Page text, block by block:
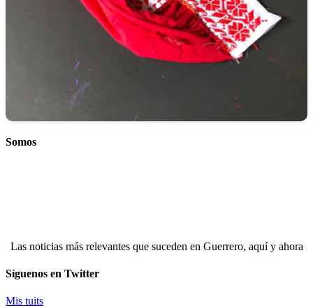
Somos
Las noticias más relevantes que suceden en Guerrero, aquí y ahora
Síguenos en Twitter
Mis tuits